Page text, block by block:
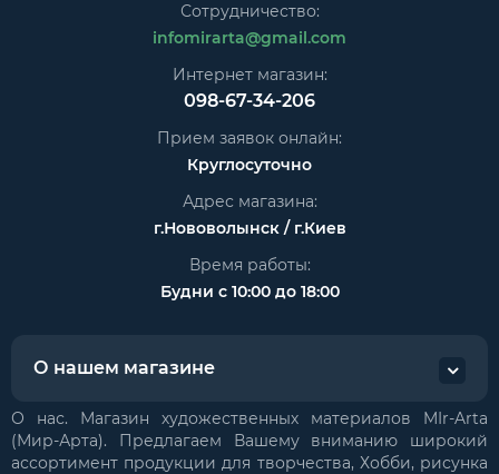
Сотрудничество:
infomirarta@gmail.com
Интернет магазин:
098-67-34-206
Прием заявок онлайн:
Круглосуточно
Адрес магазина:
г.Нововолынск / г.Киев
Время работы:
Будни с 10:00 до 18:00
О нашем магазине
О нас. Магазин художественных материалов MIr-Arta
(Мир-Арта). Предлагаем Вашему вниманию широкий
ассортимент продукции для творчества, Хобби, рисунка